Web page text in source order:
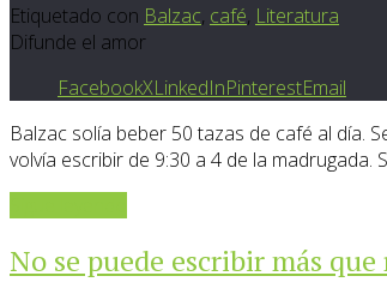
Etiquetado con Balzac, café, Literatura
Difunde el amor
FacebookXLinkedInPinterestEmail
Balzac solía beber 50 tazas de café al día.
volvía escribir de 9:30 a 4 de la
No se puede escribir más